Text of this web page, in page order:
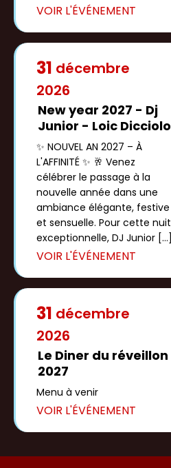
31 décembre
2026
New year 2027 - Dj
Junior - Loic Dicciolo
✨ NOUVEL AN 2027 – À
L'AFFINITÉ ✨ 🥂 Venez
célébrer le passage à la
nouvelle année dans une
ambiance élégante, festive
et sensuelle. Pour cette nuit
exceptionnelle, DJ Junior […]
31 décembre
2026
Le Diner du réveillon
2027
Menu à venir